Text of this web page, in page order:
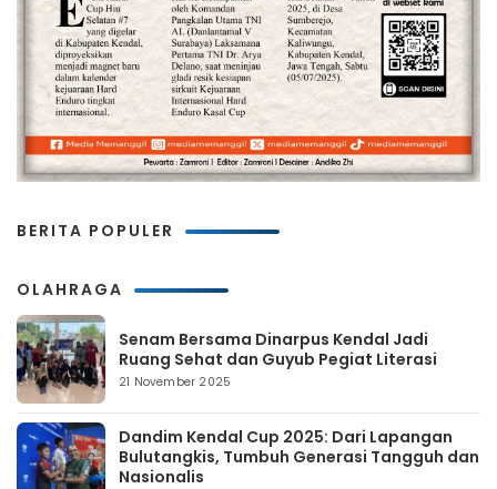
BERITA POPULER
OLAHRAGA
Senam Bersama Dinarpus Kendal Jadi
Ruang Sehat dan Guyub Pegiat Literasi
21 November 2025
Dandim Kendal Cup 2025: Dari Lapangan
Bulutangkis, Tumbuh Generasi Tangguh dan
Nasionalis